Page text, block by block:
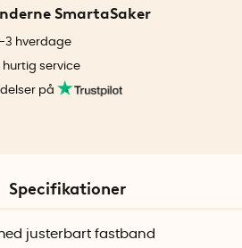
SmartaSaker
3 hverdage
service
på
Specifikationer
justerbart fastband